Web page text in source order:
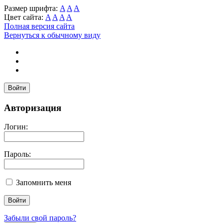
Размер шрифта: A A A
Цвет сайта: A A A A
Полная версия сайта
Вернуться к обычному виду
Войти
Авторизация
Логин:
Пароль:
Запомнить меня
Забыли свой пароль?